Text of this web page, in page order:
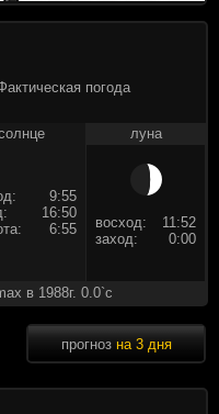
погода
луна
9:55
16:50
6:55 восход:
11:52
заход:
0:00
в 1988г. 0.0`c
прогноз на 3 дня